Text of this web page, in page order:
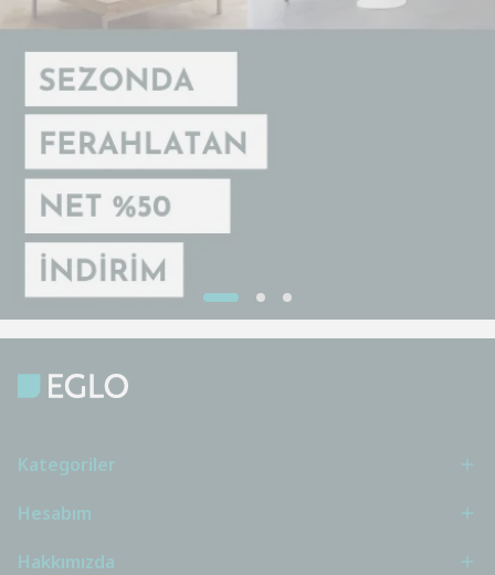
Kategoriler
Hesabım
Hakkımızda